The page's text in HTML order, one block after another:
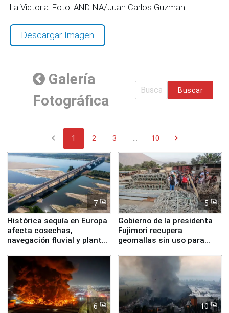
La Victoria. Foto: ANDINA/Juan Carlos Guzman
Descargar Imagen
Galería
Fotográfica
Buscar
chevron_left 1 2 3 10 chevron_right
7
Histórica sequía en Europa
afecta cosechas,
navegación fluvial y plantas
5
Gobierno de la presidenta
Fujimori recupera
geomallas sin uso para
Fenómeno El Niño
6 10